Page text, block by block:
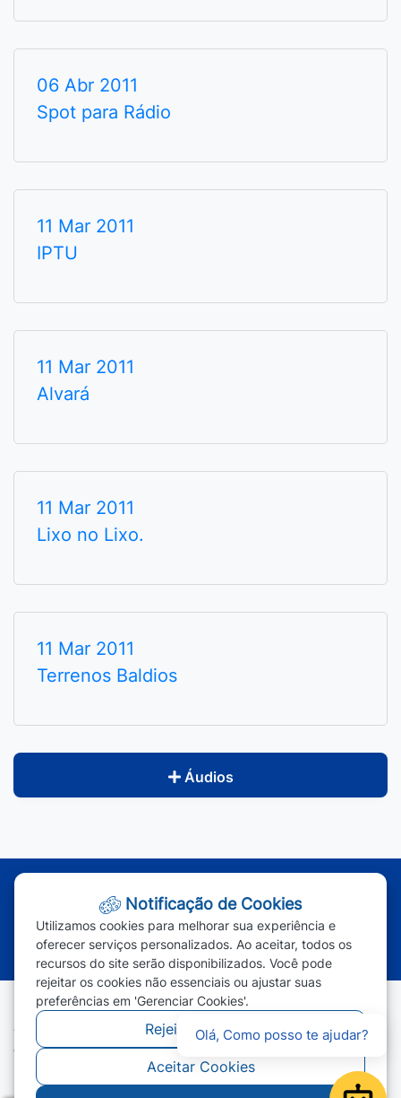
06 Abr 2011
Spot para Rádio
11 Mar 2011
IPTU
11 Mar 2011
Alvará
11 Mar 2011
Lixo no Lixo.
11 Mar 2011
Terrenos Baldios
Áudios
Atendimento - Segunda à Sexta | Das 7h às 11h e das 13h às 17h
(65) 3387-2800 | (65) 3387-2801
(65) 99963-1219
Todos os direitos reservados - Prefeitura Municipal de Campos
de Júlio - 2026
Notificação de Cookies
Utilizamos cookies para melhorar sua experiência e
oferecer serviços personalizados. Ao aceitar, todos os
recursos do site serão disponibilizados. Você pode
rejeitar os cookies não essenciais ou ajustar suas
preferências em 'Gerenciar Cookies'.
Rejeitar Cookies
Aceitar Cookies
Olá, Como posso te ajudar?